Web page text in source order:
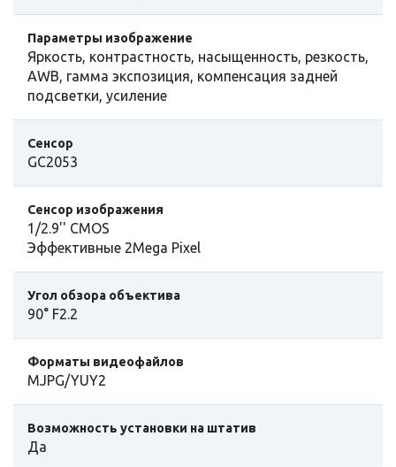
Параметры изображение
Яркость, контрастность, насыщенность, резкость,
AWB, гамма экспозиция, компенсация задней
подсветки, усиление
Сенсор
GC2053
Сенсор изображения
1/2.9'' CMOS
Эффективные 2Mega Pixel
Угол обзора объектива
90° F2.2
Форматы видеофайлов
MJPG/YUY2
Возможность установки на штатив
Да